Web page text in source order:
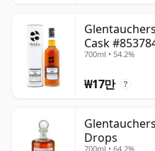
Cask
700ml • 54.2%
₩17만 ?
Drops
700ml • 64.2%